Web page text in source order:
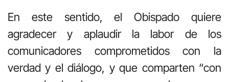
En este sentido, el Obispado quiere
agradecer y aplaudir la labor de los
comunicadores comprometidos con la
verdad y el diálogo, y que comparten “con